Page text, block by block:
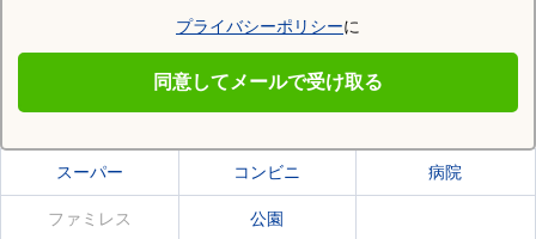
プライバシーポリシーに
同意してメールで受け取る
神宮寺駅の施設一覧
スーパー コンビニ 病院
ファミレス 公園